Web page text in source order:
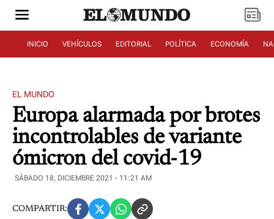
INICIO VEHÍCULOS EDITORIAL POLÍTICA ECONOMÍA
EL MUNDO
Europa alarmada por brotes
incontrolables de variante
ómicron del covid-19
SÁBADO 18, DICIEMBRE 2021 - 11:21 AM
COMPARTIR: